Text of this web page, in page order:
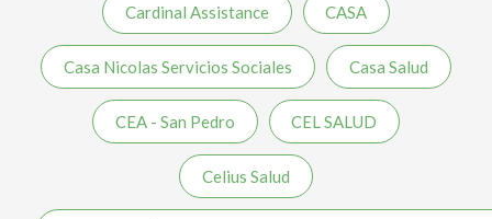
Cardinal Assistance CASA
Casa Nicolas Servicios Sociales Casa Salud
CEA - San Pedro CEL SALUD
Celius Salud